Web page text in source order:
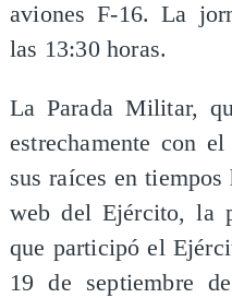
aviones F-16. La
las 13:30 horas.
La Parada Militar,
estrechamente con
sus raíces en
web del Ejército, la
que participó el
19 de septiembre